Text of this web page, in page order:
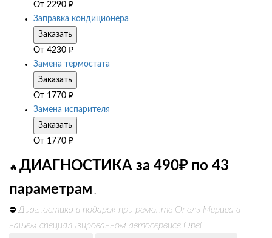
От 2290 ₽
Заправка кондиционера
Заказать
От 4230 ₽
Замена термостата
Заказать
От 1770 ₽
Замена испарителя
Заказать
От 1770 ₽
🔥 ДИАГНОСТИКА за 490₽ по 43
параметрам .
⛔ Диагностика в подарок при ремонте Опель Мерива в
нашем специализированном автосервисе Opel